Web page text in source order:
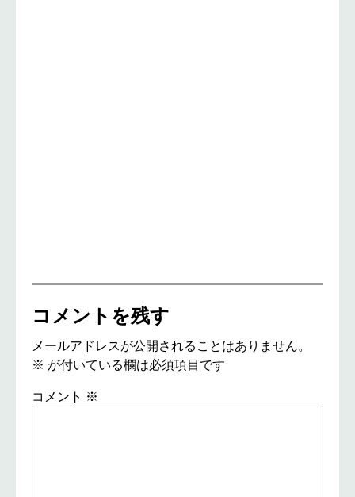
コメントを残す
メールアドレスが公開されることはありません。
※ が付いている欄は必須項目です
コメント ※